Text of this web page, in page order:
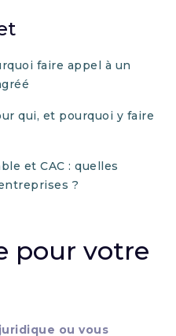
faire appel à un
qui, et pourquoi y faire
et CAC : quelles
?
pour votre
ou vous